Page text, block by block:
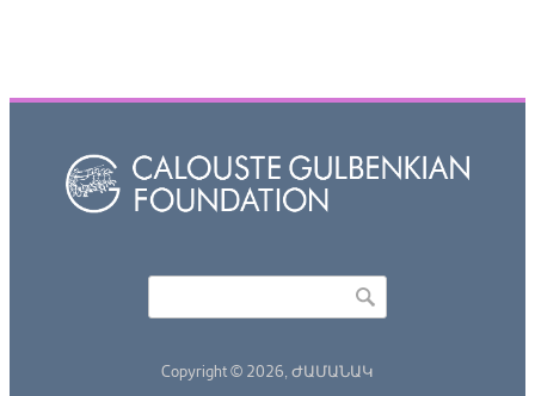
Copyright © 2026, ԺԱՄԱՆԱԿ